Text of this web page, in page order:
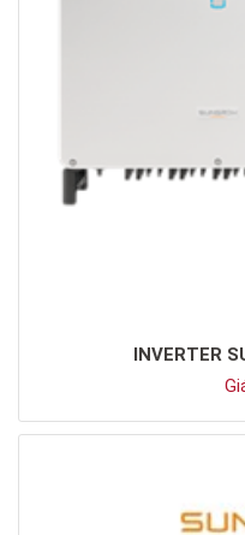
INVERTER